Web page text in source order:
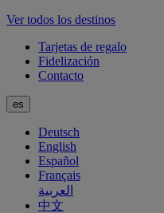
Ver todos los destinos
Tarjetas de regalo
Fidelización
Contacto
es
Deutsch
English
Español
Français
العربية
中文